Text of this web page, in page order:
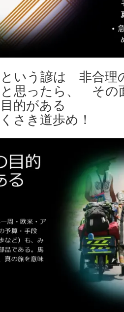
いう諺は 非合理
と思ったら、 そ
的がある
さき道歩め！